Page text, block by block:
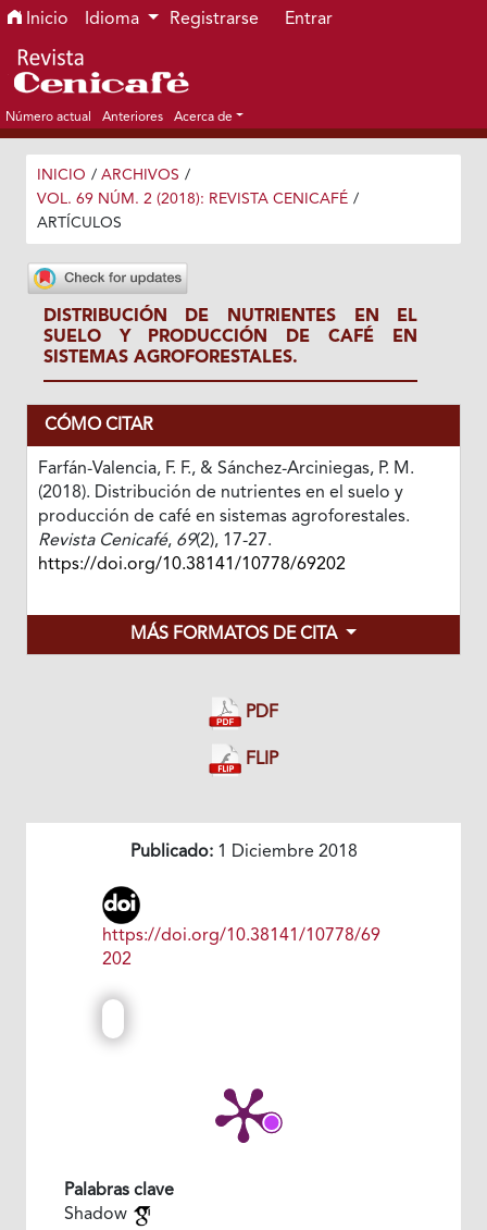
Ir al menú de navegación principal
Ir al contenido principal
Ir al pie de página del sitio
Inicio Idioma Registrarse Entrar
Número actual Anteriores Acerca de
INICIO / ARCHIVOS /
VOL. 69 NÚM. 2 (2018): REVISTA CENICAFÉ /
ARTÍCULOS
DISTRIBUCIÓN DE NUTRIENTES EN EL
SUELO Y PRODUCCIÓN DE CAFÉ EN
SISTEMAS AGROFORESTALES.
CÓMO CITAR
Farfán-Valencia, F. F., & Sánchez-Arciniegas, P. M.
(2018). Distribución de nutrientes en el suelo y
producción de café en sistemas agroforestales.
Revista Cenicafé, 69(2), 17-27.
https://doi.org/10.38141/10778/69202
MÁS FORMATOS DE CITA
PDF
FLIP
Publicado:1 Diciembre 2018
https://doi.org/10.38141/10778/69
202
Palabras clave
Shadow